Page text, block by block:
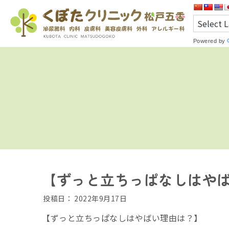
Powered by
【ずっと立ちっぱなしはや
投稿日： 2022年9月17日
【ずっと立ちっぱなしはやばい理由は？】